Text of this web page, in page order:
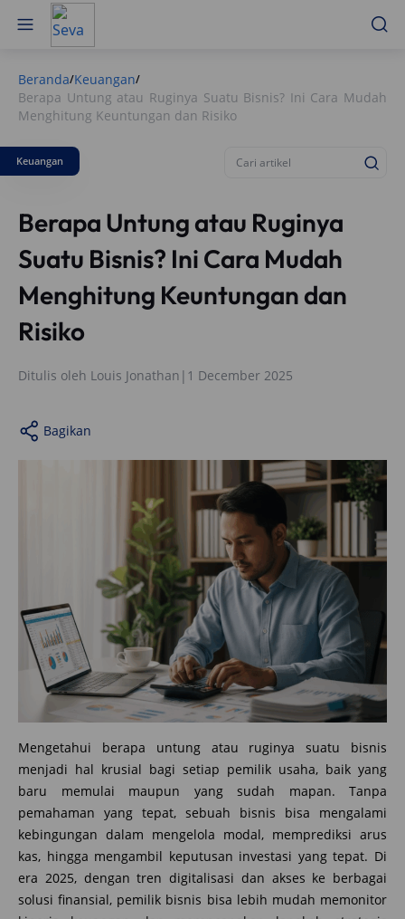
Beranda/Keuangan/
Berapa Untung atau Ruginya Suatu Bisnis? Ini Cara Mudah
Menghitung Keuntungan dan Risiko
Keuangan
Berapa Untung atau Ruginya
Suatu Bisnis? Ini Cara Mudah
Menghitung Keuntungan dan
Risiko
Ditulis oleh Louis Jonathan | 1 December 2025
Bagikan
Mengetahui berapa untung atau ruginya suatu bisnis
menjadi hal krusial bagi setiap pemilik usaha, baik yang
baru memulai maupun yang sudah mapan. Tanpa
pemahaman yang tepat, sebuah bisnis bisa mengalami
kebingungan dalam mengelola modal, memprediksi arus
kas, hingga mengambil keputusan investasi yang tepat. Di
era 2025, dengan tren digitalisasi dan akses ke berbagai
solusi finansial, pemilik bisnis bisa lebih mudah memonitor